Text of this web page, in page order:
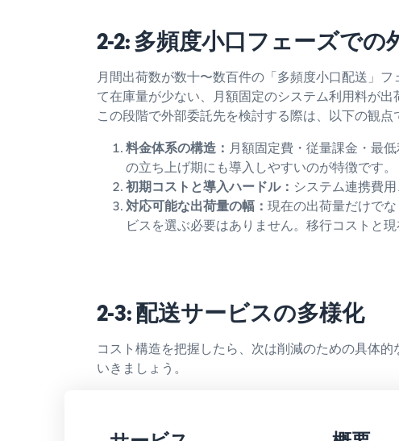
2-2: 多頻度小口フェーズでの
月間出荷数が数十〜数百件の「多頻度小口配送」
て在庫量が少ない、月額固定のシステム利用料が
この段階で外部委託先を検討する際は、以下の観
料金体系の構造： 月額固定費・従量課金・最
の立ち上げ期にも導入しやすいのが特徴です。
初期コストと導入ハードル： システム連携費
対応可能な出荷量の幅： 現在の出荷量だけで
ビスを選ぶ必要はありません。移行コストと
2-3: 配送サービスの多様化
コスト構造を把握したら、次は削減のための具体
いきましょう。